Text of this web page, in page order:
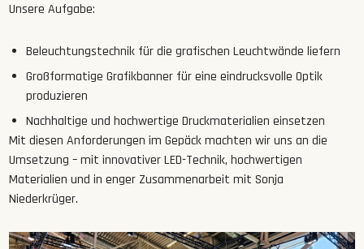
Unsere Aufgabe:
Beleuchtungstechnik für die grafischen Leuchtwände liefern
Großformatige Grafikbanner für eine eindrucksvolle Optik
produzieren
Nachhaltige und hochwertige Druckmaterialien einsetzen
Mit diesen Anforderungen im Gepäck machten wir uns an die
Umsetzung – mit innovativer LED-Technik, hochwertigen
Materialien und in enger Zusammenarbeit mit Sonja
Niederkrüger.